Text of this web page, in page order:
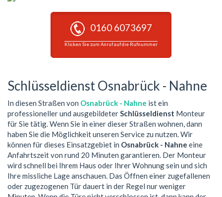
0160 6073697
Klicken Sie zum Anruf auf die Rufnummer
Schlüsseldienst Osnabrück - Nahne
In diesen Straßen von Osnabrück - Nahne ist ein
professioneller und ausgebildeterSchlüsseldienst Monteur
für Sie tätig. Wenn Sie in einer dieser Straßen wohnen, dann
haben Sie die Möglichkeit unseren Service zu nutzen. Wir
können für dieses Einsatzgebiet in Osnabrück - Nahne eine
Anfahrtszeit von rund 20 Minuten garantieren. Der Monteur
wird schnell bei Ihrem Haus oder Ihrer Wohnung sein und sich
Ihre missliche Lage anschauen. Das Öffnen einer zugefallenen
oder zugezogenen Tür dauert in der Regel nur weniger